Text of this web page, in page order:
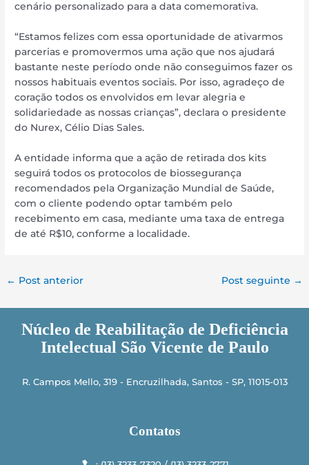
cenário personalizado para a data comemorativa.
“Estamos felizes com essa oportunidade de ativarmos
parcerias e promovermos uma ação que nos ajudará
bastante neste período onde não conseguimos fazer os
nossos habituais eventos sociais. Por isso, agradeço de
coração todos os envolvidos em levar alegria e
solidariedade as nossas crianças”, declara o presidente
do Nurex, Célio Dias Sales.
A entidade informa que a ação de retirada dos kits
seguirá todos os protocolos de biossegurança
recomendados pela Organização Mundial de Saúde,
com o cliente podendo optar também pelo
recebimento em casa, mediante uma taxa de entrega
de até R$10, conforme a localidade.
← Post anterior Post seguinte →
Núcleo de Reabilitação de Deficiência
Intelectual São Vicente de Paulo
R. Campos Mello, 319 - Encruzilhada, Santos - SP, 11015-013
Contatos